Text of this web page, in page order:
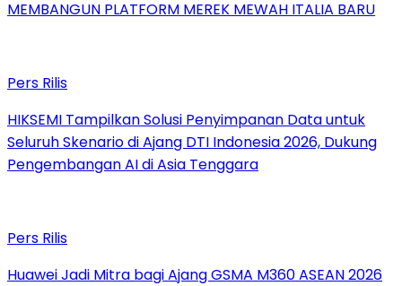
MEMBANGUN PLATFORM MEREK MEWAH ITALIA BARU
Pers Rilis
HIKSEMI Tampilkan Solusi Penyimpanan Data untuk
Seluruh Skenario di Ajang DTI Indonesia 2026, Dukung
Pengembangan AI di Asia Tenggara
Pers Rilis
Huawei Jadi Mitra bagi Ajang GSMA M360 ASEAN 2026